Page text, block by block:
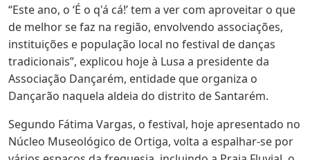
“Este ano, o ‘É o q'á cá!’ tem a ver com aproveitar o que
de melhor se faz na região, envolvendo associações,
instituições e população local no festival de danças
tradicionais”, explicou hoje à Lusa a presidente da
Associação Dançarém, entidade que organiza o
Dançarão naquela aldeia do distrito de Santarém.
Segundo Fátima Vargas, o festival, hoje apresentado no
Núcleo Museológico de Ortiga, volta a espalhar-se por